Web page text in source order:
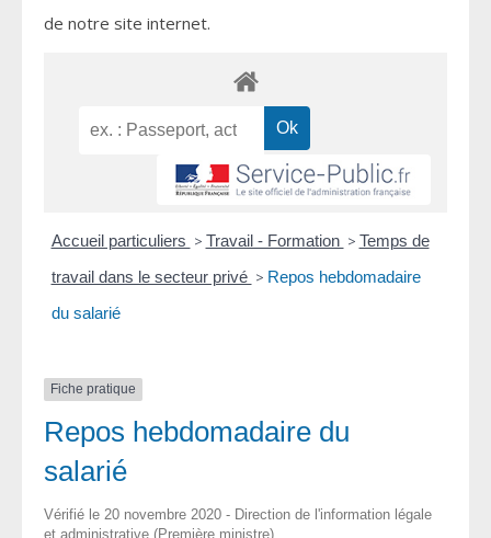
de notre site internet.
Accueil particuliers > Travail - Formation > Temps de
travail dans le secteur privé > Repos hebdomadaire
du salarié
Fiche pratique
Repos hebdomadaire du
salarié
Vérifié le 20 novembre 2020 - Direction de l'information légale
et administrative (Première ministre)